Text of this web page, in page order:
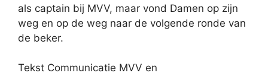
als captain bij MVV, maar vond Damen op zijn
weg en op de weg naar de volgende ronde van
de beker.
Tekst Communicatie MVV en